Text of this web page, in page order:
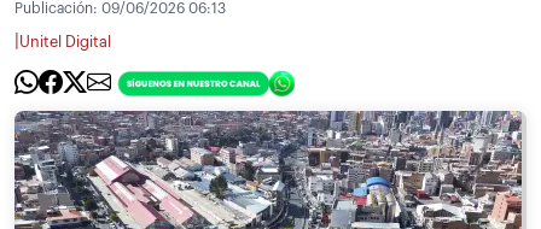
Publicación: 09/06/2026 06:13
Unitel Digital